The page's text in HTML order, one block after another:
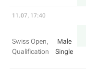
11.07, 17:40
Swiss Open,
Qualification
Male
Single